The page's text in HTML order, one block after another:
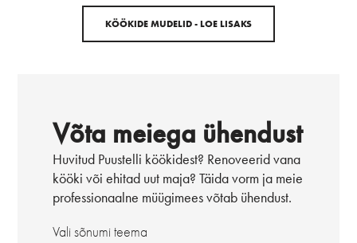
KÖÖKIDE MUDELID - LOE LISAKS
Võta meiega ühendust
Huvitud Puustelli köökidest? Renoveerid vana
kööki või ehitad uut maja? Täida vorm ja meie
professionaalne müügimees võtab ühendust.
Vali sõnumi teema